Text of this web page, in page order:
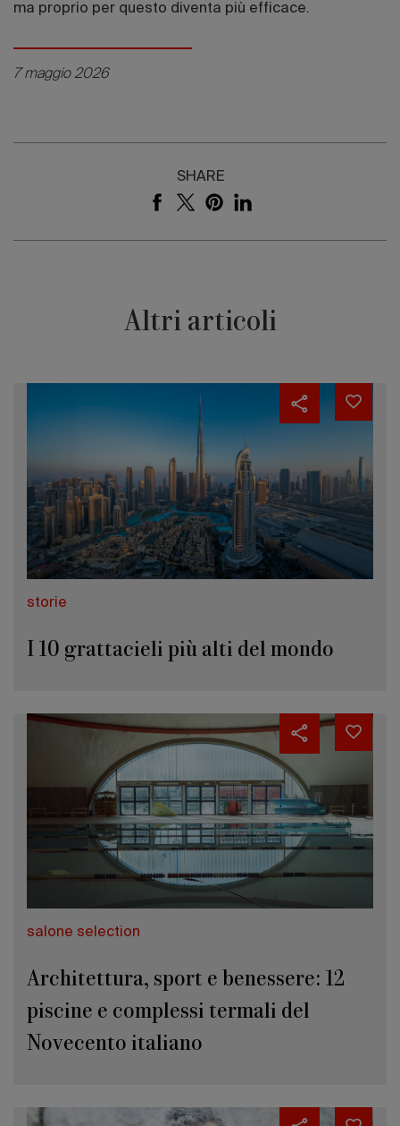
ma proprio per questo diventa più efficace.
7 maggio 2026
SHARE
Altri articoli
storie
I 10 grattacieli più alti del mondo
salone selection
Architettura, sport e benessere: 12
piscine e complessi termali del
Novecento italiano